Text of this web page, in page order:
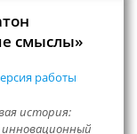
смыслы»
работы
история: